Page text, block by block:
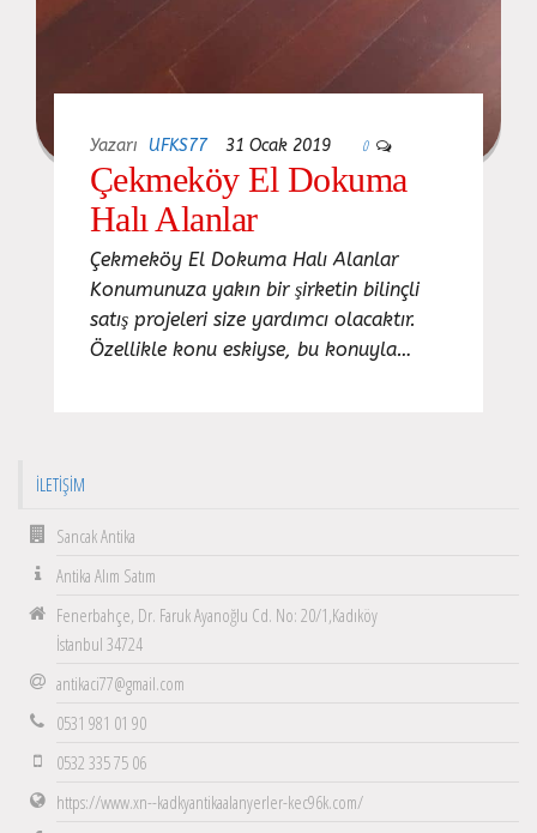
Yazarı UFKS77 31 Ocak 2019 0
Çekmeköy El Dokuma
Halı Alanlar
Çekmeköy El Dokuma Halı Alanlar
Konumunuza yakın bir şirketin bilinçli
satış projeleri size yardımcı olacaktır.
Özellikle konu eskiyse, bu konuyla…
İLETIŞIM
Sancak Antika
Antika Alım Satım
Fenerbahçe, Dr. Faruk Ayanoğlu Cd. No: 20/1,Kadıköy
İstanbul 34724
antikaci77@gmail.com
0531 981 01 90
0532 335 75 06
https://www.xn--kadkyantikaalanyerler-kec96k.com/